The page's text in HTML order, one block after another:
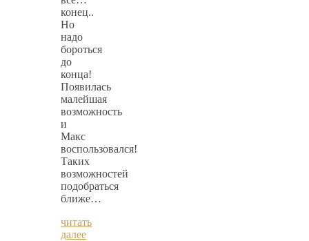
конец..
Но
надо
бороться
до
конца!
Появилась
малейшая
возможность
и
Макс
воспользовался!
Таких
возможностей
подобраться
ближе…
читать
далее